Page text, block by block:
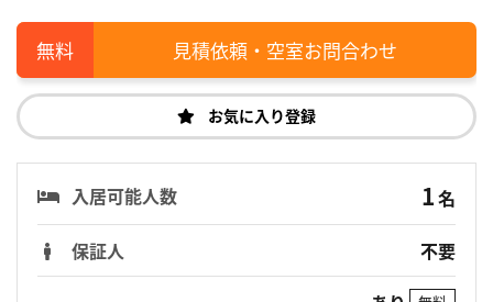
見積依頼・空室お問合わせ
お気に入り登録
入居可能人数 1名
保証人
不要